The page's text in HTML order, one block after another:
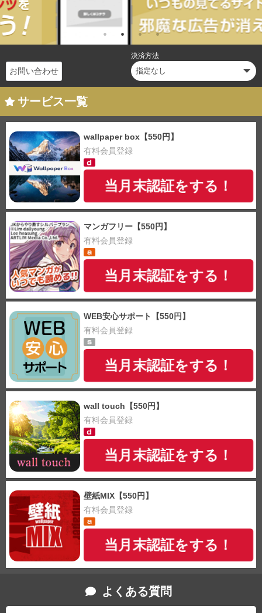
お問い合わせ
決済方法
サービス一覧
wallpaper box【550円】
有料会員登録
当月末認証をする！
マンガフリー【550円】
有料会員登録
当月末認証をする！
WEB安心サポート【550円】
有料会員登録
当月末認証をする！
wall touch【550円】
有料会員登録
当月末認証をする！
壁紙MIX【550円】
有料会員登録
当月末認証をする！
よくある質問